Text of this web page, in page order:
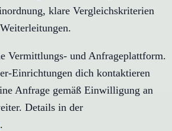
klare Vergleichskriterien
Vermittlungs- und Anfrageplattform.
Einrichtungen dich kontaktieren
Anfrage gemäß Einwilligung an
Details in der
.